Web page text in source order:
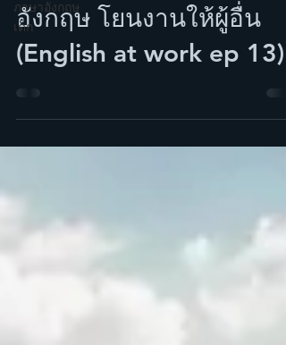
ภาษาอังกฤษ
เด็ก
อังกฤษ โยนงานให้ผู้อื่น
(English at work ep 13)